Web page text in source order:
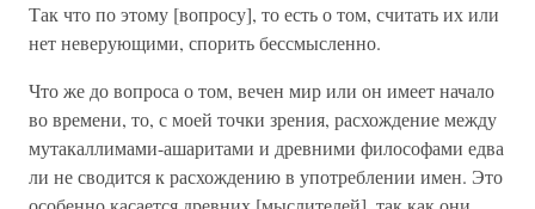
Так что по этому [вопросу], то есть о том, считать их или
нет неверующими, спорить бессмысленно.
Что же до вопроса о том, вечен мир или он имеет начало
во времени, то, с моей точки зрения, расхождение между
мутакаллимами-ашаритами и древними философами едва
ли не сводится к расхождению в употреблении имен. Это